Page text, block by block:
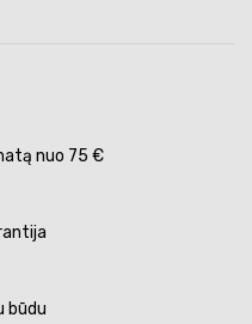
nuo 75 €
būdu